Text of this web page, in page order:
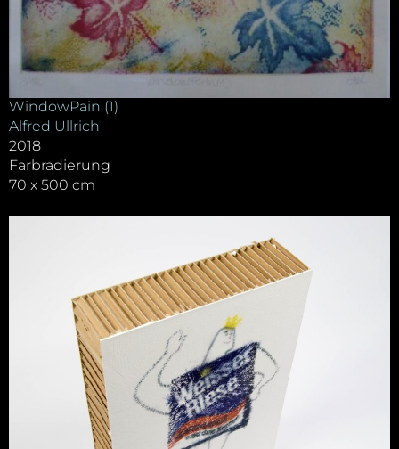
WindowPain (1)
Alfred Ullrich
2018
Farbradierung
70 x 500 cm